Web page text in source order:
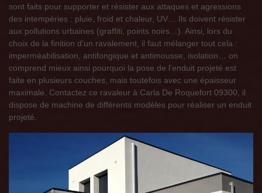
sont faits pour supporter et résister aux attaques et agressions
des intempéries : pluie, froid et chaleur, UV… Ils doivent résister
aux pollutions urbaines (graffiti, points noirs…). Ainsi, lors du
choix de la finition d’un ravalement, il faut mélanger tout cela :
imperméabilisation, antifongique et antimousse, isolation… on
comprend mieux ainsi pourquoi la pose de l’enduit projeté est
faite en plusieurs couches, mais toutefois avec une épaisseur
maximale. Contactez ce ravaleur à Carla De Roquefort 09300, il
dispose de machine de différents modèles pour réaliser un enduit
projeté.